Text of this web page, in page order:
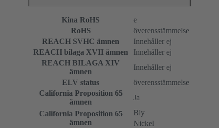
Kina RoHS
e
RoHS
överensstämmelse
REACH SVHC ämnen
Innehåller ej
REACH bilaga XVII ämnen
Innehåller ej
REACH BILAGA XIV
ämnen
Innehåller ej
ELV status
överensstämmelse
California Proposition 65
ämnen
Ja
California Proposition 65
ämnen
Bly
Nickel